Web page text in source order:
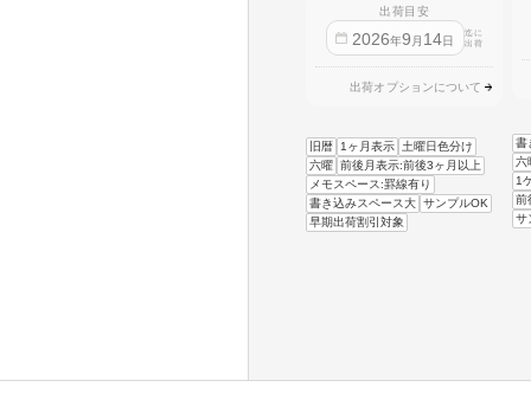
出荷目安
2026年9 月 14日
迄に
出荷
出荷オプションについて
旧暦 1ヶ月表示
土曜日色分け
六曜 前後月表示:前後3ヶ月以上
メモスペース:罫線有り
書き込みスペース大 サンプルOK
早期出荷割引対象
書
六
1
前
サ